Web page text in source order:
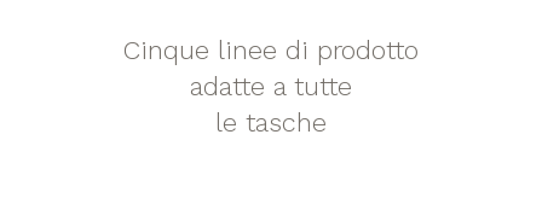
Cinque linee di prodotto
adatte a tutte
le tasche